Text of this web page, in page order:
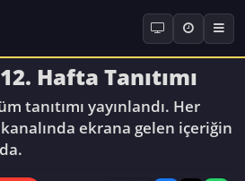
Hafta Tanıtımı
tanıtımı yayınlandı. Her
ekrana gelen içeriğin